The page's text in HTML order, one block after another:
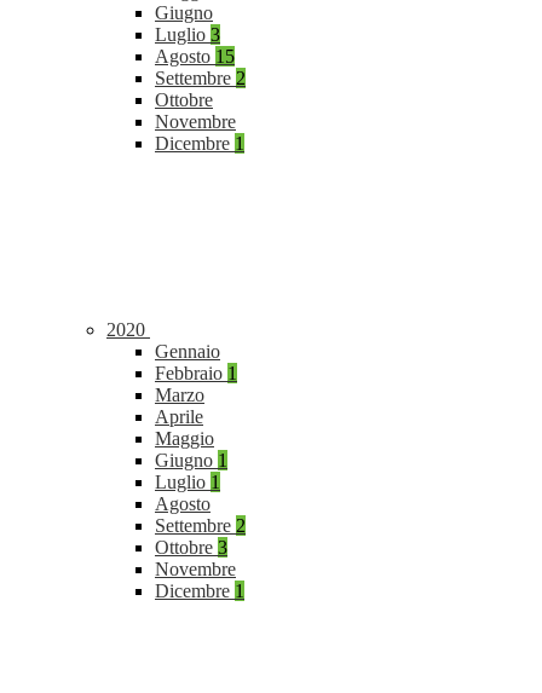
Giugno
Luglio 3
Agosto 15
Settembre 2
Ottobre
Novembre
Dicembre 1
2020
Gennaio
Febbraio 1
Marzo
Aprile
Maggio
Giugno 1
Luglio 1
Agosto
Settembre 2
Ottobre 3
Novembre
Dicembre 1